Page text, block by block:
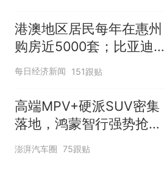
港澳地区居民每年在惠州
购房近5000套；比亚迪销
量跻身全球车企第六丨大
湾区财经早参
每日经济新闻 151跟贴
高端MPV+硬派SUV密集
落地，鸿蒙智行强势抢占
自主高端市场制高点
澎湃汽车圈 75跟贴